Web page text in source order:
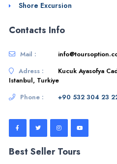
Shore Excursion
Contacts Info
Mail :
Adress :
Kucuk Ayasofya
Istanbul, Turkiye
Phone :
+90 532 304 23
Best Seller Tours